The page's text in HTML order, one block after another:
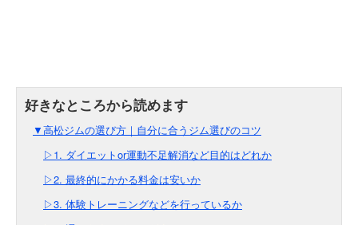
▼高松ジムの選び方｜自分に合うジム選びのコツ
▷1. ダイエットor運動不足解消など目的はどれか
▷2. 最終的にかかる料金は安いか
▷3. 体験トレーニングなどを行っているか